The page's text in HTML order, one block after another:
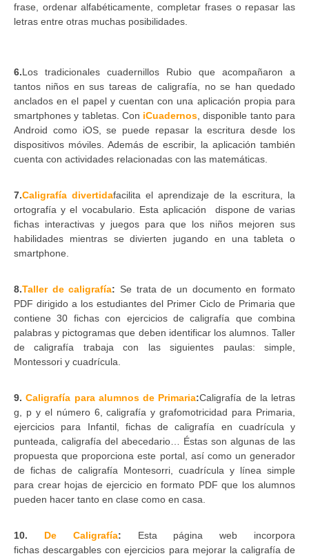
frase, ordenar alfabéticamente, completar frases o repasar las
letras entre otras muchas posibilidades.
6.Los tradicionales cuadernillos Rubio que acompañaron a
tantos niños en sus tareas de caligrafía, no se han quedado
anclados en el papel y cuentan con una aplicación propia para
smartphones y tabletas. Con iCuadernos , disponible tanto para
Android como iOS, se puede repasar la escritura desde los
dispositivos móviles. Además de escribir, la aplicación también
cuenta con actividades relacionadas con las matemáticas.
7.Caligrafía divertidafacilita el aprendizaje de la escritura, la
ortografía y el vocabulario. Esta aplicación dispone de varias
fichas interactivas y juegos para que los niños mejoren sus
habilidades mientras se divierten jugando en una tableta o
smartphone.
8.Taller de caligrafía: Se trata de un documento en formato
PDF dirigido a los estudiantes del Primer Ciclo de Primaria que
contiene 30 fichas con ejercicios de caligrafía que combina
palabras y pictogramas que deben identificar los alumnos. Taller
de caligrafía trabaja con las siguientes paulas: simple,
Montessori y cuadrícula.
9.Caligrafía para alumnos de Primaria:Caligrafía de la letras
g, p y el número 6, caligrafía y grafomotricidad para Primaria,
ejercicios para Infantil, fichas de caligrafía en cuadrícula y
punteada, caligrafía del abecedario… Éstas son algunas de las
propuesta que proporciona este portal, así como un generador
de fichas de caligrafía Montesorri, cuadrícula y línea simple
para crear hojas de ejercicio en formato PDF que los alumnos
pueden hacer tanto en clase como en casa.
10. De Caligrafía: Esta página web incorpora
fichas descargables con ejercicios para mejorar la caligrafía de